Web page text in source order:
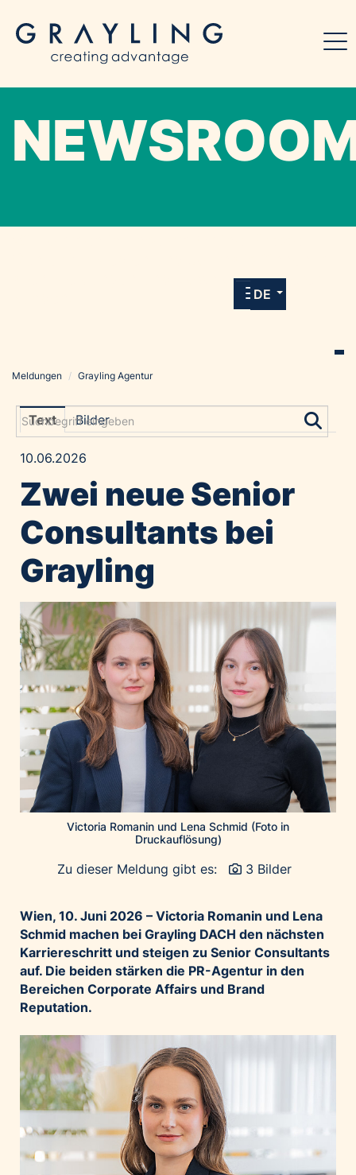
allen Meldungen und Downloads unserer
DE
Grayling Agentur
Alawyer
Amadeus Austrian Music Awards
Bolt
Constantia Flexibles
Costa Kreuzfahrten
Emirates
Expo 2025 Osaka
Financial Times
GE HealthCare
Home of Work
Huawei Consumer Business Group
JP Immobilien
JYSK
Kroatische Zentrale für Tourismus
List Holding Gruppe
Mediaplus
Microsoft
Mondelēz Österreich
Muse Electronics
Neuroth
öbv – Österreichischer Bundesverlag
Ökopharm
Palfinger AG
Polestar
REXEL Austria
Starbucks
Meldungen / Grayling Agentur
Text Bilder
10.06.2026
Zwei neue Senior
Consultants bei
Grayling
Victoria Romanin und Lena Schmid (Foto in
Druckauflösung)
Zu dieser Meldung gibt es: 3 Bilder
Wien, 10. Juni 2026 – Victoria Romanin und Lena
Schmid machen bei Grayling DACH den nächsten
Karriereschritt und steigen zu Senior Consultants
auf. Die beiden stärken die PR-Agentur in den
Bereichen Corporate Affairs und Brand
Reputation.